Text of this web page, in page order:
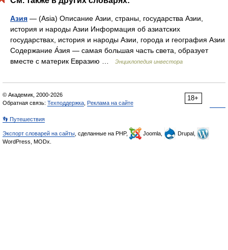
Азия — (Asia) Описание Азии, страны, государства Азии,
история и народы Азии Информация об азиатских
государствах, история и народы Азии, города и география Азии
Содержание А́зия — самая большая часть света, образует
вместе с материк Евразию …
Энциклопедия инвестора
18+
© Академик, 2000-2026
Обратная связь: Техподдержка Реклама на сайте
👣 Путешествия
Экспорт словарей на сайты , сделанные на PHP, Joomla,
Drupal,
WordPress, MODx.